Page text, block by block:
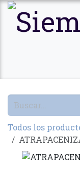
Ir al contenido
Todos los